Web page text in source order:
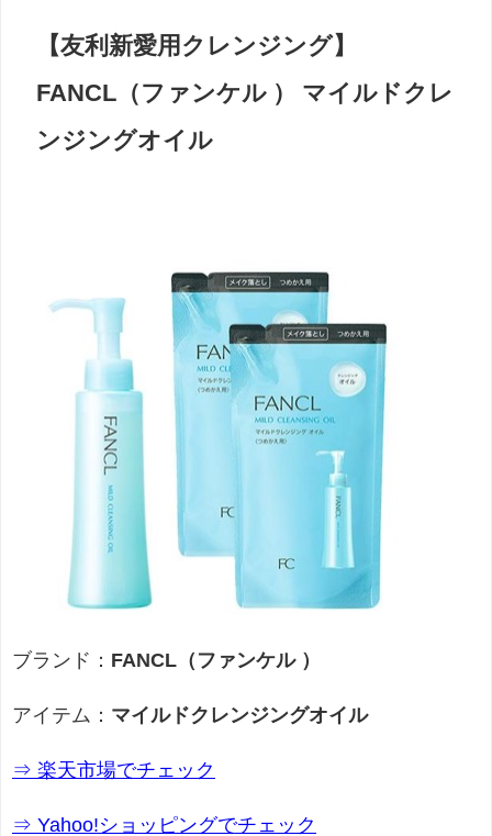
【友利新愛用クレンジング】
FANCL（ファンケル ） マイルドクレ
ンジングオイル
ブランド： FANCL（ファンケル ）
アイテム： マイルドクレンジングオイル
⇒ 楽天市場でチェック
⇒ Yahoo!ショッピングでチェック